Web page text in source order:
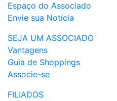
Espaço do Associado
Envie sua Notícia
SEJA UM ASSOCIADO
Vantagens
Guia de Shoppings
Associe-se
FILIADOS